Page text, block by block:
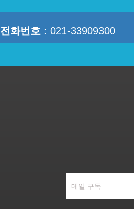
전화번호 : 021-33909300